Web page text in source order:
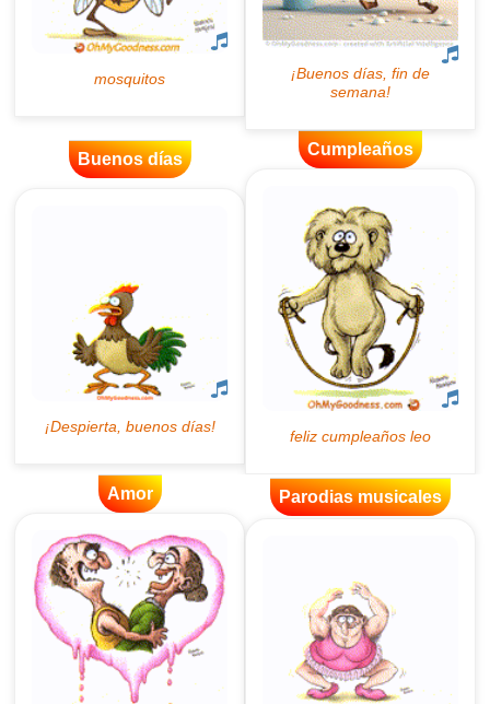
Buenos días
Cumpleaños
Amor Parodias musicales